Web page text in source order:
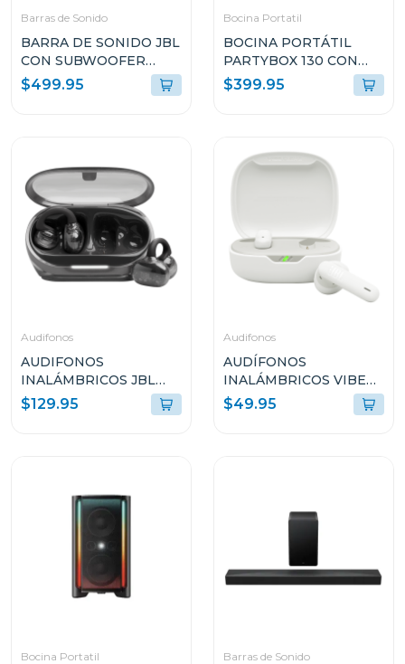
Barras de Sonido
BARRA DE SONIDO JBL
CON SUBWOOFER
INALÁMBRICO
BAR500M2BLK
$499.95
Bocina Portatil
BOCINA PORTÁTIL
PARTYBOX 130 CON
200W Y RESISTENTE A
SALPICADURAS
$399.95
Audifonos
AUDIFONOS
INALÁMBRICOS JBL
SOUNDGEAR CLIPS
AZUL
$129.95
Audifonos
AUDÍFONOS
INALÁMBRICOS VIBE
FLEX 2 COLOR BLANCO
VFLEX2WHTA
$49.95
Bocina Portatil Barras de Sonido